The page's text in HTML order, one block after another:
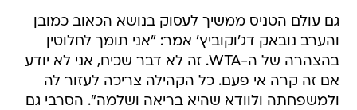
גם עולם הטניס ממשיך לעסוק בנושא הכאוב כמובן
והערב נובאק דג'וקוביץ' אמר: "אני תומך לחלוטין
בהצהרה של ה-WTA. זה לא דבר שכיח, אני לא יודע
אם זה קרה אי פעם. כל הקהילה צריכה לעזור לה
ולמשפחתה ולוודא שהיא בריאה ושלמה". הסרבי גם